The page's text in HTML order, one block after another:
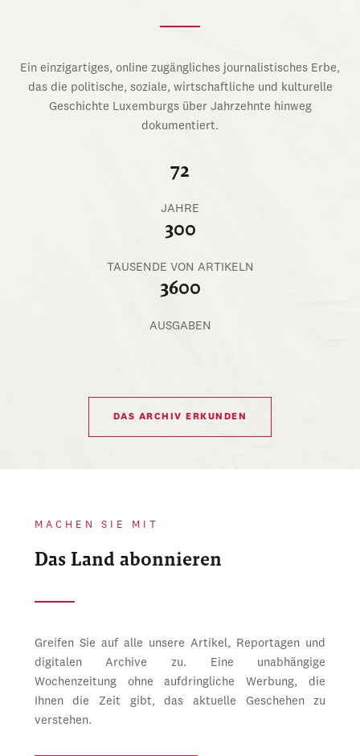
Ein einzigartiges, online zugängliches journalistisches Erbe,
das die politische, soziale, wirtschaftliche und kulturelle
Geschichte Luxemburgs über Jahrzehnte hinweg
dokumentiert.
72
JAHRE
300
TAUSENDE VON ARTIKELN
3600
AUSGABEN
DAS ARCHIV ERKUNDEN
MACHEN SIE MIT
Das Land abonnieren
Greifen Sie auf alle unsere Artikel, Reportagen und
digitalen Archive zu. Eine unabhängige
Wochenzeitung ohne aufdringliche Werbung, die
Ihnen die Zeit gibt, das aktuelle Geschehen zu
verstehen.